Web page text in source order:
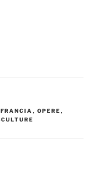
FRANCIA , OPERE ,